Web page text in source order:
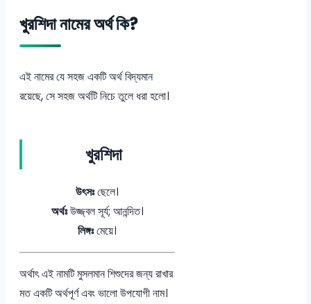
খুরশিদা নামের অর্থ কি?
এই নামের যে সহজ একটি অর্থ বিদ্যমান
রয়েছে, সে সহজ অর্থটি নিচে তুলে ধরা হলো।
খুরশিদা
উৎসঃছেলে।
অর্থঃউজ্জ্বল সূর্য; আনন্দিত।
লিঙ্গঃমেয়ে।
অর্থাৎ এই নামটি মুসলমান শিশুদের জন্য রাখার
মত একটি অর্থপূর্ণ এবং ভালো উপযোগী নাম।